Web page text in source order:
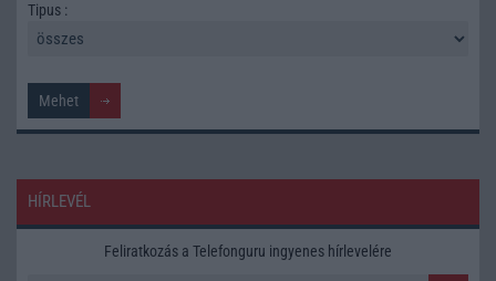
Tipus :
HÍRLEVÉL
Feliratkozás a Telefonguru ingyenes hírlevelére